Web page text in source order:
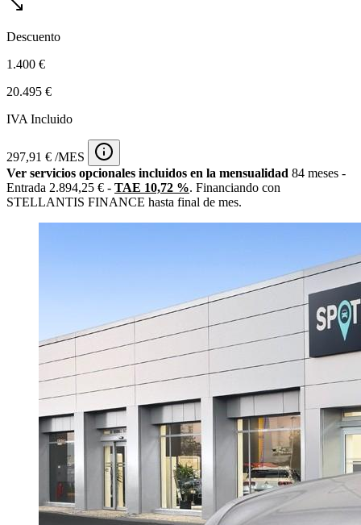
Descuento
1.400 €
20.495 €
IVA Incluido
297,91 € /MES
Ver servicios opcionales incluidos en la mensualidad 84 meses -
Entrada 2.894,25 € - TAE 10,72 %. Financiando con
STELLANTIS FINANCE hasta final de mes.